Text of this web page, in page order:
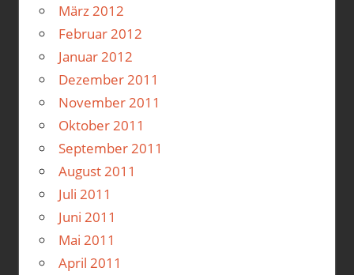
März 2012
Februar 2012
Januar 2012
Dezember 2011
November 2011
Oktober 2011
September 2011
August 2011
Juli 2011
Juni 2011
Mai 2011
April 2011